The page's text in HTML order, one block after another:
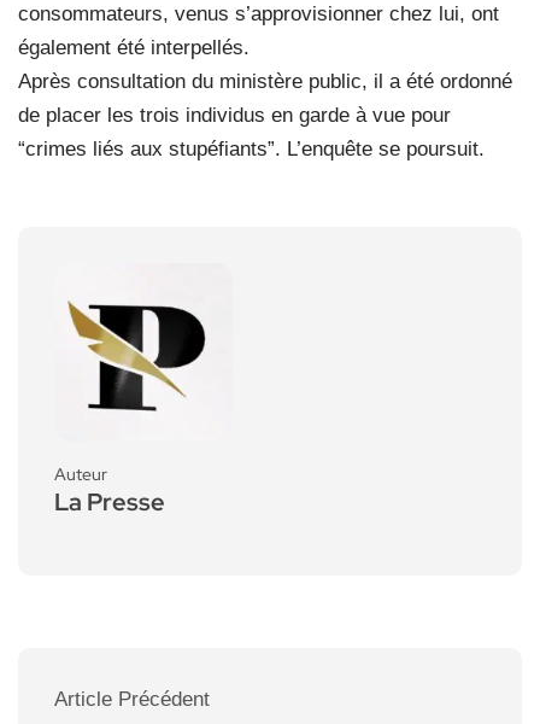
consommateurs, venus s’approvisionner chez lui, ont
également été interpellés.
Après consultation du ministère public, il a été ordonné
de placer les trois individus en garde à vue pour
“crimes liés aux stupéfiants”. L’enquête se poursuit.
Auteur
La Presse
Article Précédent